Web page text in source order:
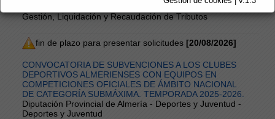
Gestión, Liquidación y Recaudación de Tributos
fin de plazo para presentar solicitudes [20/08/2026]
CONVOCATORIA DE SUBVENCIONES A LOS CLUBES
DEPORTIVOS ALMERIENSES CON EQUIPOS EN
COMPETICIONES OFICIALES DE ÁMBITO NACIONAL
DE CATEGORÍA SUBMÁXIMA. TEMPORADA 2025-2026.
Diputación Provincial de Almería - Deportes y Juventud -
Deportes y Juventud